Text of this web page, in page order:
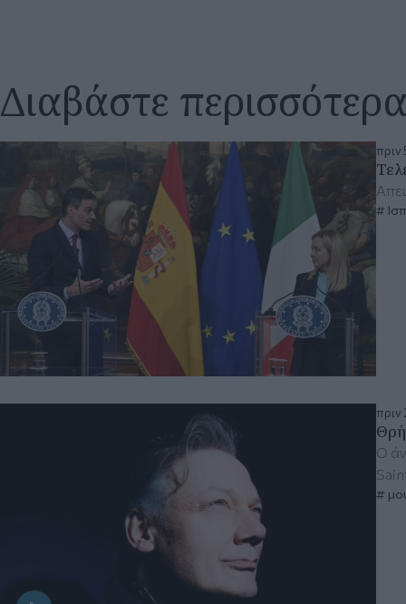
Διαβάστε περισσότερα
πριν
πριν
Ο